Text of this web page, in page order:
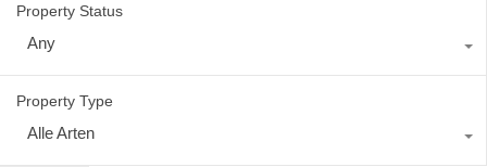
Property Status
Any
Property Type
Alle Arten